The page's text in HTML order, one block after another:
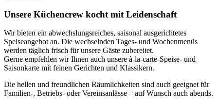
Unsere Küchencrew kocht mit Leidenschaft
Wir bieten ein abwechslungsreiches, saisonal ausgerichtetes
Speiseangebot an. Die wechselnden Tages- und Wochenmenüs
werden täglich frisch für unsere Gäste zubereitet.
Gerne empfehlen wir Ihnen auch unsere à-la-carte-Speise- und
Saisonkarte mit feinen Gerichten und Klassikern.
Die hellen und freundlichen Räumlichkeiten sind auch geeignet für
Familien-, Betriebs- oder Vereinsanlässe – auf Wunsch auch abends.